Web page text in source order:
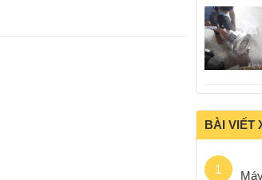
BÀI VIẾT
1